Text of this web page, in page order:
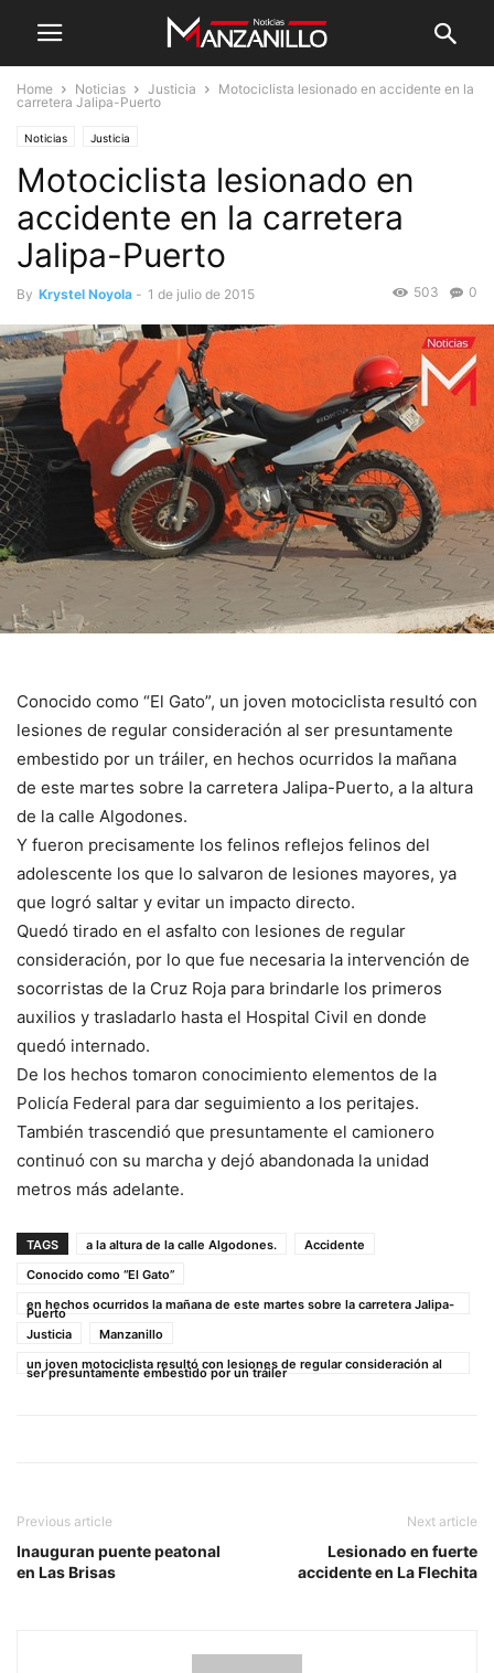
Home Noticias Justicia
Motociclista lesionado en accidente en la
carretera Jalipa-Puerto
Noticias Justicia
Motociclista lesionado en
accidente en la carretera
Jalipa-Puerto
By Krystel Noyola - 1 de julio de 2015 0
503
Conocido como “El Gato”, un joven motociclista resultó con
lesiones de regular consideración al ser presuntamente
embestido por un tráiler, en hechos ocurridos la mañana
de este martes sobre la carretera Jalipa-Puerto, a la altura
de la calle Algodones.
Y fueron precisamente los felinos reflejos felinos del
adolescente los que lo salvaron de lesiones mayores, ya
que logró saltar y evitar un impacto directo.
Quedó tirado en el asfalto con lesiones de regular
consideración, por lo que fue necesaria la intervención de
socorristas de la Cruz Roja para brindarle los primeros
auxilios y trasladarlo hasta el Hospital Civil en donde
quedó internado.
De los hechos tomaron conocimiento elementos de la
Policía Federal para dar seguimiento a los peritajes.
También trascendió que presuntamente el camionero
continuó con su marcha y dejó abandonada la unidad
metros más adelante.
TAGS a la altura de la calle Algodones.
Accidente
Conocido como “El Gato”
en hechos ocurridos la mañana de este martes sobre la carretera Jalipa-
Puerto
Justicia
Manzanillo
un joven motociclista resultó con lesiones de regular consideración al
ser presuntamente embestido por un tráiler
Previous article
Inauguran puente peatonal
en Las Brisas
Next article
Lesionado en fuerte
accidente en La Flechita